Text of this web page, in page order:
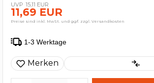
15,11 EUR
11,69 EUR
Preise sind inkl. MwSt. und ggf. zzgl. Versandkosten
1-3 Werktage
Merken